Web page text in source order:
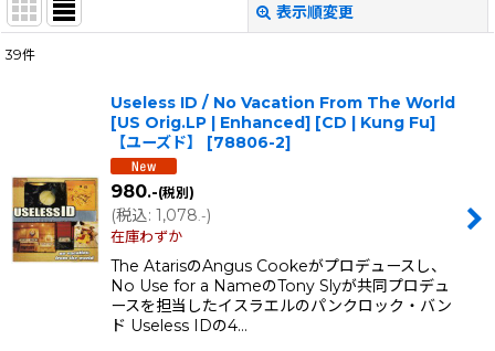
表示順変更
在庫あり
並び順:
絞り込む
39件
Useless ID / No Vacation From The World
[US Orig.LP | Enhanced] [CD | Kung Fu]
【ユーズド】
[78806-2]
980.-(税別)
(税込: 1,078.-)
在庫わずか
The AtarisのAngus Cookeがプロデュースし、
No Use for a NameのTony Slyが共同プロデュ
ースを担当したイスラエルのパンクロック・バン
ド Useless IDの4…